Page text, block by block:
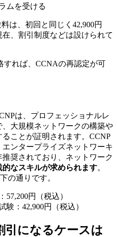
ムを受ける
は、初回と同じく42,900円
在、割引制度などは設けられて
すれば、CCNAの再認定が可
は、プロフェッショナルレ
大規模ネットワークの構築や
ことが証明されます。CCNP
ンタープライズネットワーキ
奨されており、ネットワーク
的なスキルが求められます。
の通りです。
57,200円（税込）
験：42,900円（税込）
引になるケースは